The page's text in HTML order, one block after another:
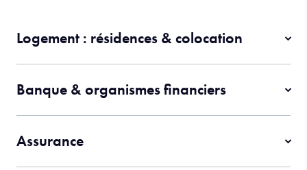
Logement : résidences & colocation
Banque & organismes financiers
Assurance